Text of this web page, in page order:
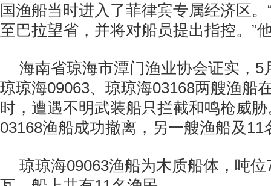
国渔船当时进入了菲律宾专属经济区
至巴拉望省，并将对船员提出指控。”
海南省琼海市潭门渔业协会证实，5
琼琼海09063、琼琼海03168两艘渔船
时，遭遇不明武装船只拦截和鸣枪威
03168渔船成功撤离，另一艘渔船及11
琼琼海09063渔船为木质船体，吨